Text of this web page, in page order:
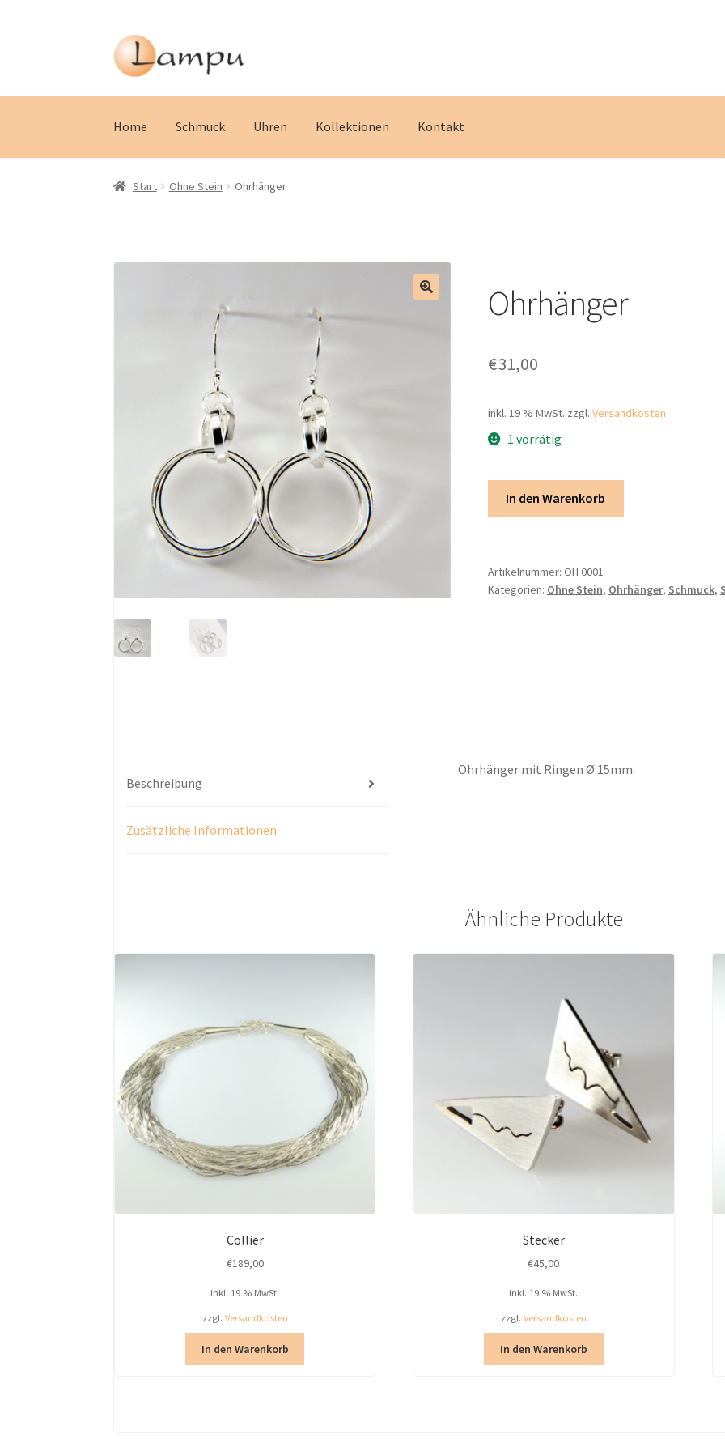
Zur
Navigation
Zum
Inhalt
Home Schmuck Uhren Kollektionen Kontakt
Start Ohne Stein Ohrhänger
Ohrhänger
€31,00
inkl. 19 % MwSt. zzgl. Versandkosten
1 vorrätig
In den Warenkorb
Artikelnummer: OH 0001
Kategorien: Ohne Stein, Ohrhänger​, Schmuck,
Beschreibung
Zusätzliche Informationen
Ohrhänger mit Ringen Ø 15mm.
Ähnliche Produkte
Collier
€189,00
inkl. 19 % MwSt.
zzgl. Versandkosten
In den Warenkorb
Stecker
€45,00
inkl. 19 % MwSt.
zzgl. Versandkosten
In den Warenkorb